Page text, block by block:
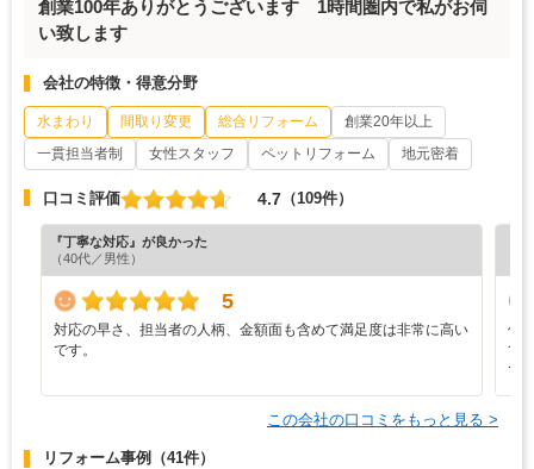
創業100年ありがとうございます 1時間圏内で私がお伺
い致します
会社の特徴・得意分野
水まわり 間取り変更 総合リフォーム
創業20年以上
一貫担当者制
女性スタッフ ペットリフォーム 地元密着
口コミ評価 4.7 （109件）
『丁寧な対応』が良かった
（40代／男性）
5
対応の早さ、担当者の人柄、金額面も含めて満足度は非常に高い
です。
低
て
で
この会社の口コミをもっと見る >
リフォーム事例 （41件）